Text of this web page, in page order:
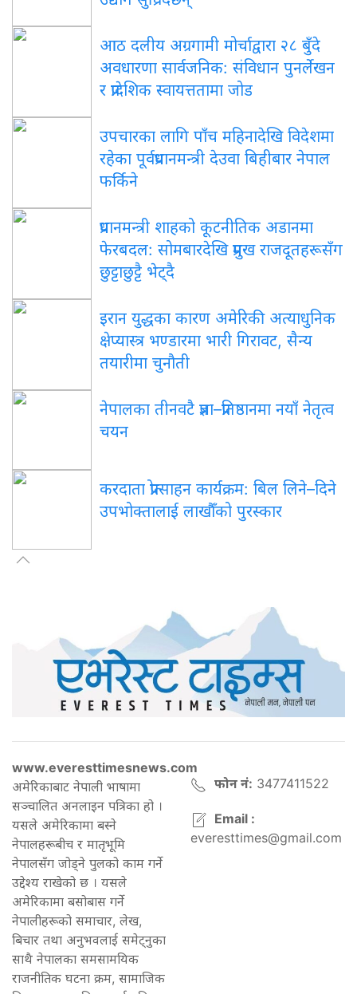
आठ दलीय अग्रगामी मोर्चाद्वारा २८ बुँदे
अवधारणा सार्वजनिक: संविधान पुनर्लेखन
र प्रादेशिक स्वायत्ततामा जोड
उपचारका लागि पाँच महिनादेखि विदेशमा
रहेका पूर्वप्रधानमन्त्री देउवा बिहीबार नेपाल
फर्किने
प्रधानमन्त्री शाहको कूटनीतिक अडानमा
फेरबदल: सोमबारदेखि प्रमुख राजदूतहरूसँग
छुट्टाछुट्टै भेट्दै
इरान युद्धका कारण अमेरिकी अत्याधुनिक
क्षेप्यास्त्र भण्डारमा भारी गिरावट, सैन्य
तयारीमा चुनौती
नेपालका तीनवटै प्रज्ञा–प्रतिष्ठानमा नयाँ नेतृत्व
चयन
करदाता प्रोत्साहन कार्यक्रम: बिल लिने–दिने
उपभोक्तालाई लाखौँको पुरस्कार
www.everesttimesnews.com
अमेरिकाबाट नेपाली भाषामा
सञ्चालित अनलाइन पत्रिका हो ।
यसले अमेरिकामा बस्ने
नेपालहरूबीच र मातृभूमि
नेपालसँग जोड्ने पुलको काम गर्ने
उद्देश्य राखेको छ । यसले
अमेरिकामा बसोबास गर्ने
नेपालीहरूको समाचार, लेख,
बिचार तथा अनुभवलाई समेट्नुका
साथै नेपालका समसामयिक
राजनीतिक घटना क्रम, सामाजिक
फोन नं: 3477411522
Email :
everesttimes@gmail.com